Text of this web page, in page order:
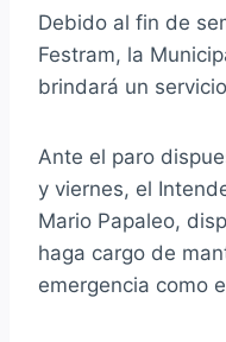
Debido al fin de
Festram, la
brindará un
Ante el paro
y viernes, el
Mario Papaleo,
haga cargo de
emergencia como